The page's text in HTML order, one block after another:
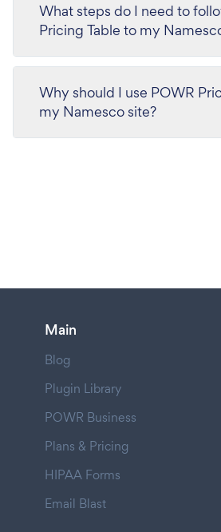
What steps do I need to
Pricing Table to my
Why should I use POWR
my Namesco site?
Main
Blog
Plugin Library
POWR Business
Plans & Pricing
HIPAA Forms
Email Blast